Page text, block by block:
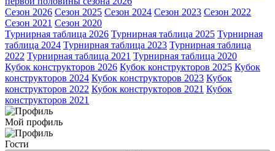
Сезон 2026 Сезон 2025 Сезон 2024 Сезон 2023 Сезон 2022
Сезон 2021 Сезон 2020
Турнирная таблица 2026 Турнирная таблица 2025 Турнирная
таблица 2024 Турнирная таблица 2023 Турнирная таблица
2022 Турнирная таблица 2021 Турнирная таблица 2020
Кубок конструкторов 2026 Кубок конструкторов 2025 Кубок
конструкторов 2024 Кубок конструкторов 2023 Кубок
конструкторов 2022 Кубок конструкторов 2021 Кубок
конструкторов 2021
Мой профиль
Гости